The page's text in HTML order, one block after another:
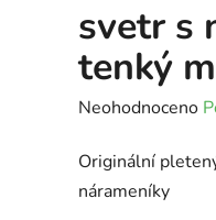
svetr s
tenký
Průměrné
produktu
je
Neohodnoceno
Originální
nárameníky